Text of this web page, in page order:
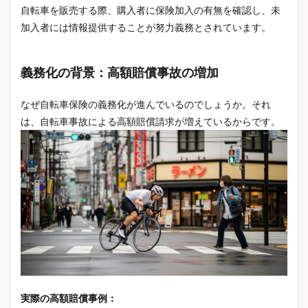
自転車を販売する際、購入者に保険加入の有無を確認し、未
加入者には情報提供することが努力義務とされています。
義務化の背景：高額賠償事故の増加
なぜ自転車保険の義務化が進んでいるのでしょうか。それ
は、自転車事故による高額賠償請求が増えているからです。
実際の高額賠償事例：
ゴールド免許割引
サンリオ
サンリオ文字
サーバー比較
サーモス
シニア世代
シャクティマット効果
シャクティマット痛い
シャーペンランキング
シャーペン人気
シャーペン比較
シル活 シート防水
シール
シール交換
シール帳 ジオラマ
ジム
スイーツギフト
スギ花粉
スクイーズ
スクイーズASMR
スクイーズ再ブーム
スタンレー
スターサーバー
ステージ別生存率
ストレスケア
ストレス解消
ストロータンブラー
スパンコール
スポーツケア
スポーツサンダル
スマートグラス
セルフケア
タピオカ